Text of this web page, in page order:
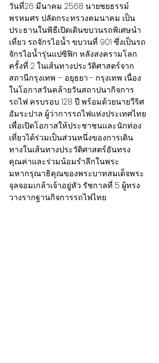
วันที่26 มีนาคม 2568 นายชยธรรม์
พรหมศร ปลัดกระทรวงคมนาคม เป็น
ประธานในพิธีเปิดเดินขบวนรถพิเศษนำ
เที่ยว รถจักรไอน้ำ ขบวนที่ 901 ซึ่งเป็นรถ
จักรไอน้ำรุ่นแปซิฟิก หลังสงครามโลก
ครั้งที่ 2 ในเส้นทางประวัติศาสตร์จาก
สถานีกรุงเทพ – อยุธยา - กรุงเทพ เนื่อง
ในโอกาสวันคล้ายวันสถาปนากิจการ
รถไฟ ครบรอบ 128 ปี พร้อมด้วยนายวีริศ
อัมระปาล ผู้ว่าการรถไฟแห่งประเทศไทย
เพื่อเปิดโอกาสให้ประชาชนและนักท่อง
เที่ยวได้ร่วมเป็นส่วนหนึ่งของการเดิน
ทางในเส้นทางประวัติศาสตร์อันทรง
คุณค่าและร่วมน้อมรำลึกในพระ
มหากรุณาธิคุณของพระบาทสมเด็จพระ
จุลจอมเกล้าเจ้าอยู่หัว รัชกาลที่ 5 ผู้ทรง
วางรากฐานกิจการรถไฟไทย